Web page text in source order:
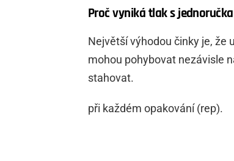
Proč vyniká tlak s
Největší výhodou činky je, že
mohou pohybovat nezávisle
stahovat.
při každém opakování (rep).